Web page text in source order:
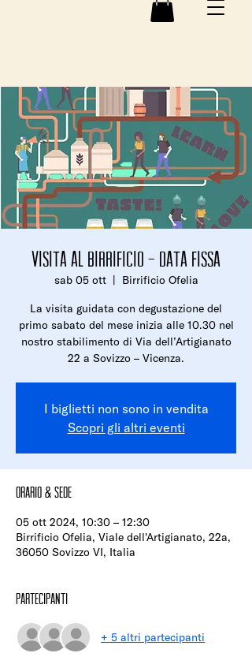
Visita al birrificio - Data fissa
sab 05 ott
  |
Birrificio Ofelia
La visita guidata con degustazione del
primo sabato del mese inizia alle 10.30 nel
nostro stabilimento di Via dell’Artigianato
22 a Sovizzo – Vicenza.
I biglietti non sono in vendita
Scopri gli altri eventi
Orario & Sede
05 ott 2024, 10:30 – 12:30
Birrificio Ofelia, Viale dell'Artigianato, 22a,
36050 Sovizzo VI, Italia
Partecipanti
+ 5 altri partecipanti